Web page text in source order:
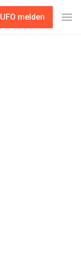
UFO melden